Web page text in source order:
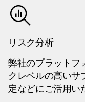
リスク分析
弊社のプラットフ
クレベルの高いサ
定などにご活用い